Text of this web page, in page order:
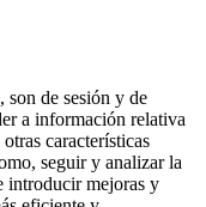
son de sesión y de
a información relativa
características
seguir y analizar la
introducir mejoras y